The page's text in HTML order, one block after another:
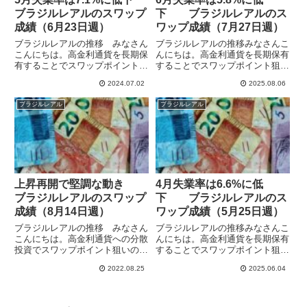
ブラジルレアルのスワップ
成績（6月23日週）
ブラジルレアルの推移 みなさん
こんにちは。高金利通貨を長期保
有することでスワップポイント狙
中銀は利下げを続けていました
が、先週は10.50%に据え置くこ
とを決定し金融緩和サイクルをい
ったん中断しています。政策金...
2024.07.02
下 ブラジルレアルのス
ワップ成績（7月27日週）
ブラジルレアルの推移みなさんこ
んにちは。高金利通貨を長期保有
することでスワップポイント狙い
銀は9月から金利を引き上げてい
ましたが、7月は据え置きで政策
金利は15%となっています。残念
ながらその間IG証券のスワポ...
2025.08.06
ブラジルレアル
上昇再開で堅調な動き
ブラジルレアルのスワップ
成績（8月14日週）
ブラジルレアルの推移 みなさん
こんにちは。高金利通貨への分散
投資でスワップポイント狙いの運
8月3日に政策金利を13.75に引き
も高めで高収益ですが...
2022.08.25
ブラジルレアル
4月失業率は6.6%に低
下 ブラジルレアルのス
ワップ成績（5月25日週）
ブラジルレアルの推移みなさんこ
んにちは。高金利通貨を長期保有
することでスワップポイント狙い
銀は、利下げサイクルを終了し9
2025.06.04